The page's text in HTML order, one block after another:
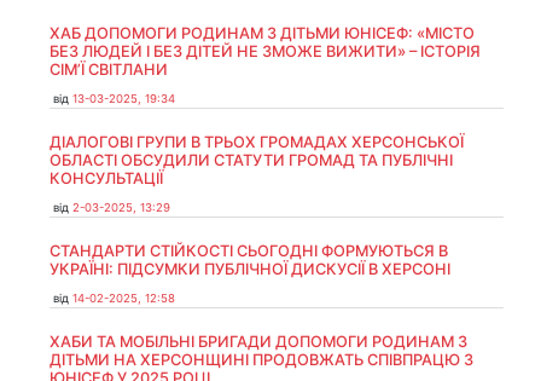
ХАБ ДОПОМОГИ РОДИНАМ З ДІТЬМИ ЮНІСЕФ: «МІСТО
БЕЗ ЛЮДЕЙ І БЕЗ ДІТЕЙ НЕ ЗМОЖЕ ВИЖИТИ» – ІСТОРІЯ
СІМʼЇ СВІТЛАНИ
від 13-03-2025, 19:34
ДІАЛОГОВІ ГРУПИ В ТРЬОХ ГРОМАДАХ ХЕРСОНСЬКОЇ
ОБЛАСТІ ОБСУДИЛИ СТАТУТИ ГРОМАД ТА ПУБЛІЧНІ
КОНСУЛЬТАЦІЇ
від 2-03-2025, 13:29
СТАНДАРТИ СТІЙКОСТІ СЬОГОДНІ ФОРМУЮТЬСЯ В
УКРАЇНІ: ПІДСУМКИ ПУБЛІЧНОЇ ДИСКУСІЇ В ХЕРСОНІ
від 14-02-2025, 12:58
ХАБИ ТА МОБІЛЬНІ БРИГАДИ ДОПОМОГИ РОДИНАМ З
ДІТЬМИ НА ХЕРСОНЩИНІ ПРОДОВЖАТЬ СПІВПРАЦЮ З